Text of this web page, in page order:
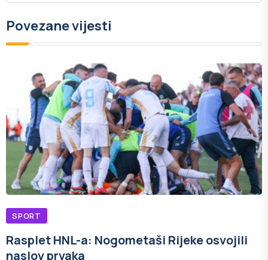
Povezane vijesti
SPORT
Rasplet HNL-a: Nogometaši Rijeke osvojili
naslov prvaka